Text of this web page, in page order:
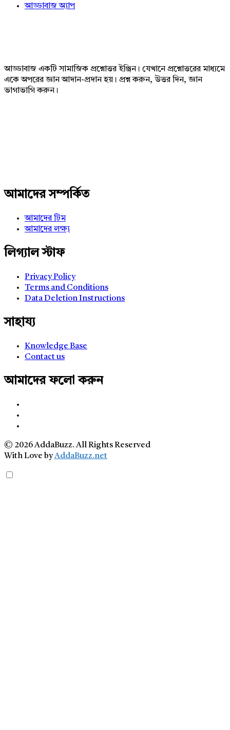
আড্ডাবাজ অ্যাপ
আড্ডাবাজ একটি সামাজিক প্রশ্নোত্তর ইঞ্জিন। যেখানে প্রশ্নোত্তরের মাধ্যমে
একে অপরের জ্ঞান আদান-প্রদান হয়। প্রশ্ন করুন, উত্তর দিন, জ্ঞান
ভাগাভাগি করুন।
আমাদের সম্পর্কিত
আমাদের টিম
আমাদের লক্ষ্য
লিগ্যাল স্টাফ
Privacy Policy
Terms and Conditions
Data Deletion Instructions
সাহায্য
Knowledge Base
Contact us
আমাদের ফলো করুন
© 2026 AddaBuzz. All Rights Reserved
With Love byAddaBuzz.net